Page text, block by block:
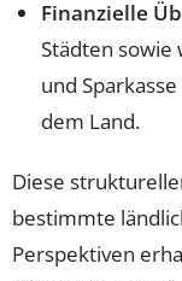
Finanzielle
Städten sowie
und
dem Land.
Diese
bestimmte
Perspektiven